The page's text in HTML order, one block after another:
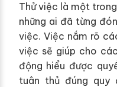
Thử việc là một
những ai đã từng
việc. Việc nắm rõ
việc sẽ giúp cho
động hiểu được
tuân thủ đúng quy